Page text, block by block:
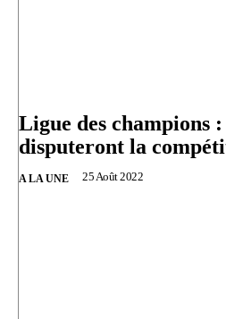
Ligue des champions
disputeront la
A LA UNE 25 Août 2022